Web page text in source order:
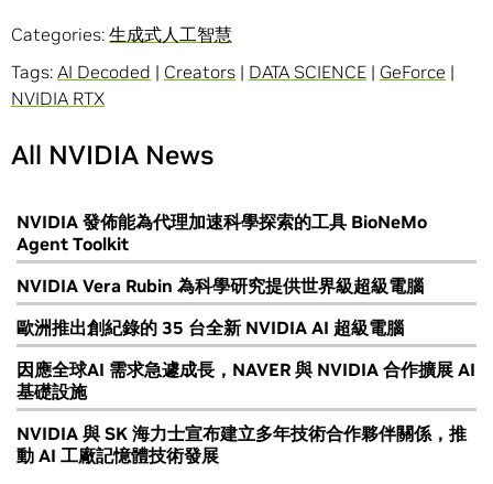
Categories: 生成式人工智慧
Tags: AI Decoded | Creators | DATA SCIENCE | GeForce |
NVIDIA RTX
All NVIDIA News
NVIDIA 發佈能為代理加速科學探索的工具 BioNeMo
Agent Toolkit
NVIDIA Vera Rubin 為科學研究提供世界級超級電腦
歐洲推出創紀錄的 35 台全新 NVIDIA AI 超級電腦
因應全球AI 需求急遽成長，NAVER 與 NVIDIA 合作擴展 AI
基礎設施
NVIDIA 與 SK 海力士宣布建立多年技術合作夥伴關係，推
動 AI 工廠記憶體技術發展